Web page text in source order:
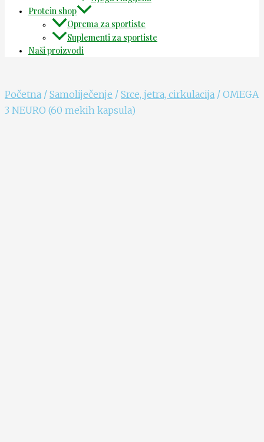
Protein shop
Oprema za sportiste
Suplementi za sportiste
Naši proizvodi
Početna / Samoliječenje / Srce, jetra, cirkulacija / OMEGA
3 NEURO (60 mekih kapsula)